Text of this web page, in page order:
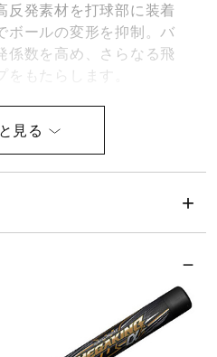
ス
反発素材を打球部に装着
ボールの変形を抑制。バ
係数を高め、さらなる飛
をもたらします。
ンス（ミドルヒッター向
のバランスを中間に設